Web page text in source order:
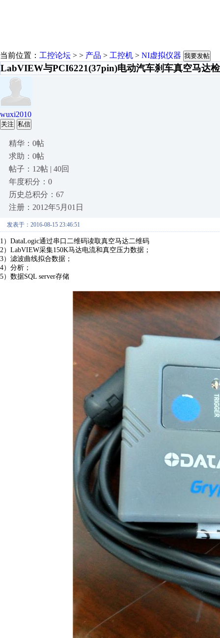
当前位置： 工控论坛 > > 产品 > 工控机 > NI虚拟仪器 我要发帖
LabVIEW与PCI6221(37pin)电动汽车刹车真空马达
wuxi2010
关注 私信
精华：0帖
求助：0帖
帖子：12帖 | 40回
年度积分：0
历史总积分：67
注册：2012年5月01日
发表于：2016-08-15 23:46:51
1）DataLogic通过串口二维码读取真空马达二维码
2）LabVIEW采集150K马达电流和真空压力数据；
3）滤波曲线拟合数据；
4）分析；
5）数据SQL server存储